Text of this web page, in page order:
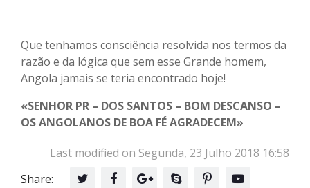
Que tenhamos consciência resolvida nos termos da
razão e da lógica que sem esse Grande homem,
Angola jamais se teria encontrado hoje!
«SENHOR PR – DOS SANTOS – BOM DESCANSO –
OS ANGOLANOS DE BOA FÉ AGRADECEM»
Last modified on Segunda, 23 Julho 2018 16:58
Share: